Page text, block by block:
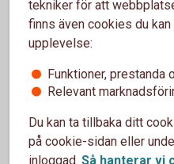
Bankkort Mastercard
Logga in i
internetbanken.
Klicka på ”Barns
Välj det barn som
Välj det kort som du
tekniker för att
finns även cookies du
upplevelse:
Funktioner, prestanda
Relevant
Du kan ta tillbaka ditt
på cookie-sidan eller
inloggad. Så hanterar vi